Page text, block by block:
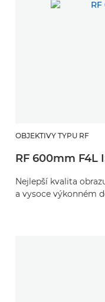
OBJEKTIVY TYPU RF
RF 600mm F4L
Nejlepší kvalita
a vysoce výkonném